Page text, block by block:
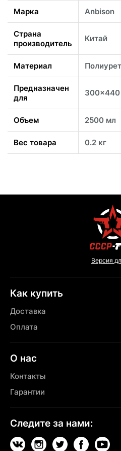
Марка Anbison
Страна
производитель
Китай
Материал
Предназначен
для
Объем 2500 мл
Вес товара 0.2 кг
Версия
Как купить
Доставка
Оплата
О нас
Контакты
Гарантии
Следите за нами: